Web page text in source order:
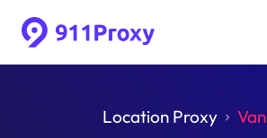
Location Proxy